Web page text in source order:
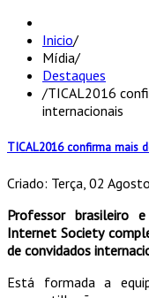
Inicio/
Mídia/
Destaques
/TICAL2016
internacionais
TICAL2016 confirma mais
Criado: Terça, 02
Professor brasileiro
Internet Society
de convidados
Está formada a